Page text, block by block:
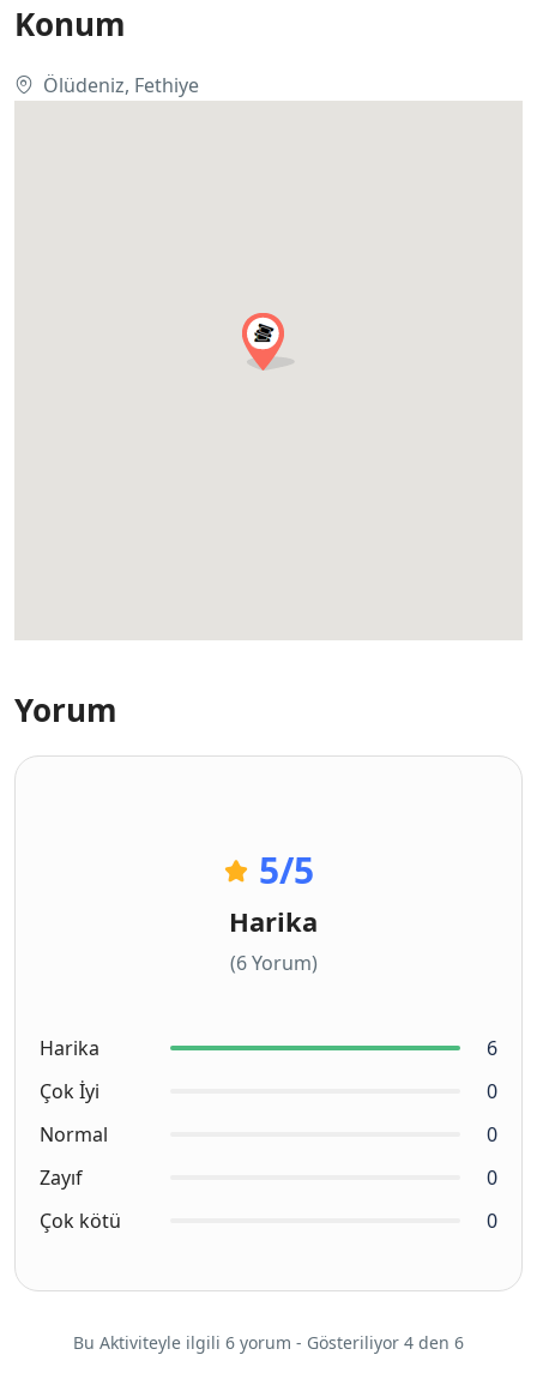
Konum
Ölüdeniz, Fethiye
Yorum
5/5
Harika
(6 Yorum)
Harika
6
Çok İyi
0
Normal
0
Zayıf
0
Çok kötü
0
Bu Aktiviteyle ilgili 6 yorum - Gösteriliyor 4 den 6